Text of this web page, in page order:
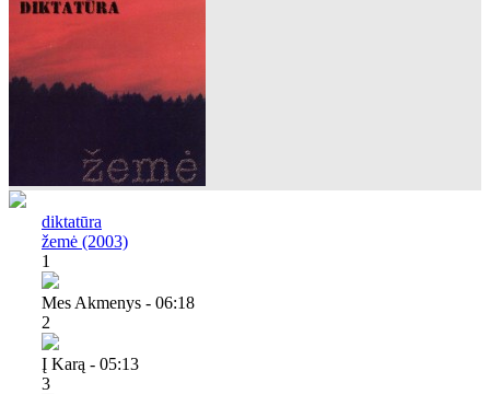
diktatūra
žemė (2003)
1
Mes Akmenys - 06:18
2
Į Karą - 05:13
3